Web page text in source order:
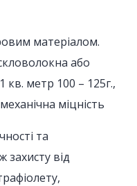
матеріалом.
або
метр 100 – 125г.,
міцність
та
захисту від